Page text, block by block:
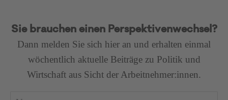
Sie brauchen einen Perspektivenwechsel?
Dann melden Sie sich hier an und erhalten einmal
wöchentlich aktuelle Beiträge zu Politik und
Wirtschaft aus Sicht der Arbeitnehmer:innen.